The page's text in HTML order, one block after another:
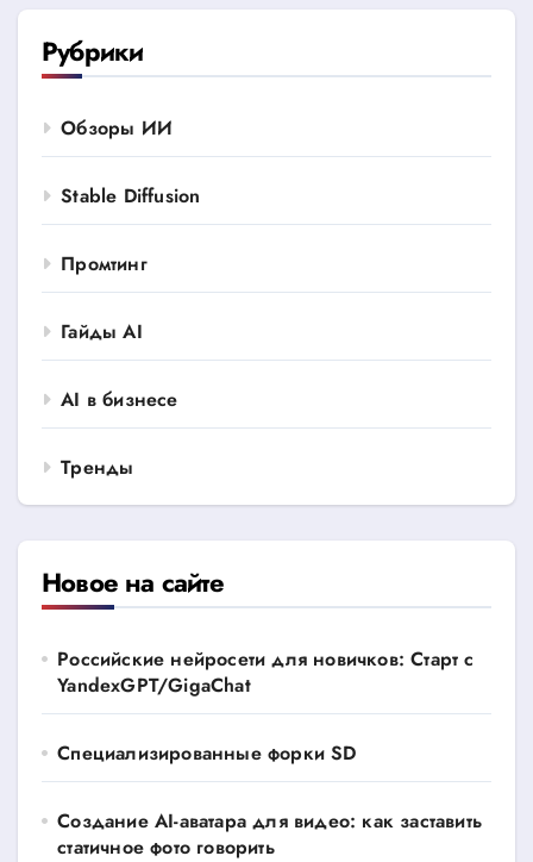
Рубрики
Обзоры ИИ
Stable Diffusion
Промтинг
Гайды AI
AI в бизнесе
Тренды
Новое на сайте
Российские нейросети для новичков: Старт с
YandexGPT/GigaChat
Специализированные форки SD
Создание AI-аватара для видео: как заставить
статичное фото говорить